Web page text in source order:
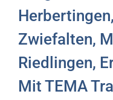
Zwiefalten,
Riedlingen,
Mit TEMA